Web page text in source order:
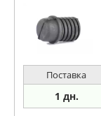
Поставка
1 дн.